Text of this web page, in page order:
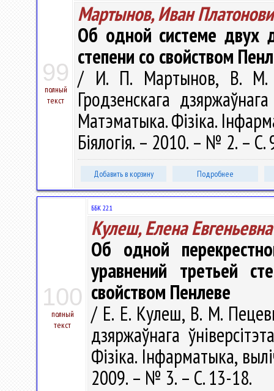
99
полный
текст
Мартынов, Иван
Об одной системе двух
степени со свойством
/ И. П. Мартынов, В. М.
Гродзенскага
Матэматыка. Фізіка.
Біялогія. – 2010. – № 2. –
Добавить в корзину Подробнее
100
полный
текст
ББК 22.1
Кулеш, Елена Евгеньевна
Об одной
уравнений третьей
свойством Пенлеве
/ Е. Е. Кулеш, В. М.
дзяржаўнага
Фізіка. Інфарматыка,
2009. – № 3. – С. 13-18.